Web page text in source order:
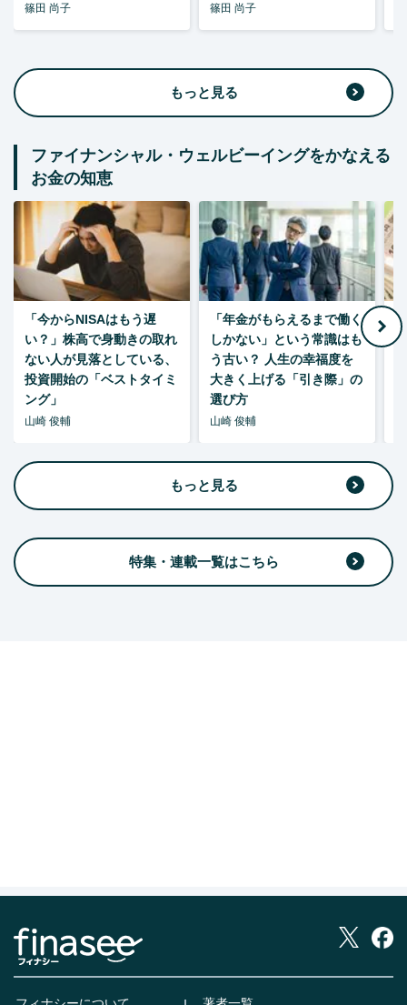
篠田 尚子 篠田 尚子
もっと見る
ファイナンシャル・ウェルビーイングをかなえる
お金の知恵
「今からNISAはもう遅
い？」株高で身動きの取れ
ない人が見落としている、
投資開始の「ベストタイミ
ング」
山崎 俊輔
「年金がもらえるまで働く
しかない」という常識はも
う古い？ 人生の幸福度を
大きく上げる「引き際」の
選び方
山崎 俊輔
もっと見る
特集・連載一覧はこちら